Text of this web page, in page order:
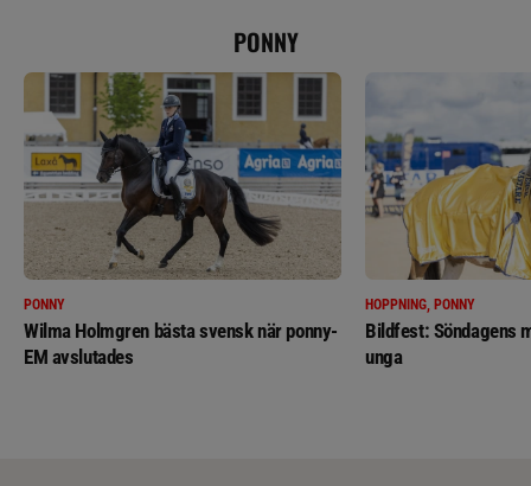
PONNY
PONNY
Wilma Holmgren bästa svensk när ponny-
EM avslutades
HOPPNING, PONNY
Bildfest: Söndagens
unga